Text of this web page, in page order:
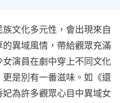
文化多元性，會出現來自
異域風情，帶給觀眾充滿
演員在劇中穿上不同文化
是別有一番滋味。如《還
為許多觀眾心目中異域女